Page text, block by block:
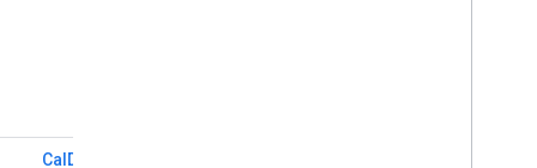
CalDAV API